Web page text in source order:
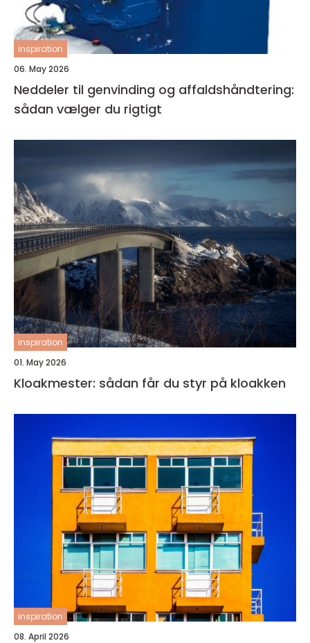
inspiration
06. May 2026
Neddeler til genvinding og affaldshåndtering:
sådan vælger du rigtigt
inspiration
01. May 2026
Kloakmester: sådan får du styr på kloakken
inspiration
08. April 2026